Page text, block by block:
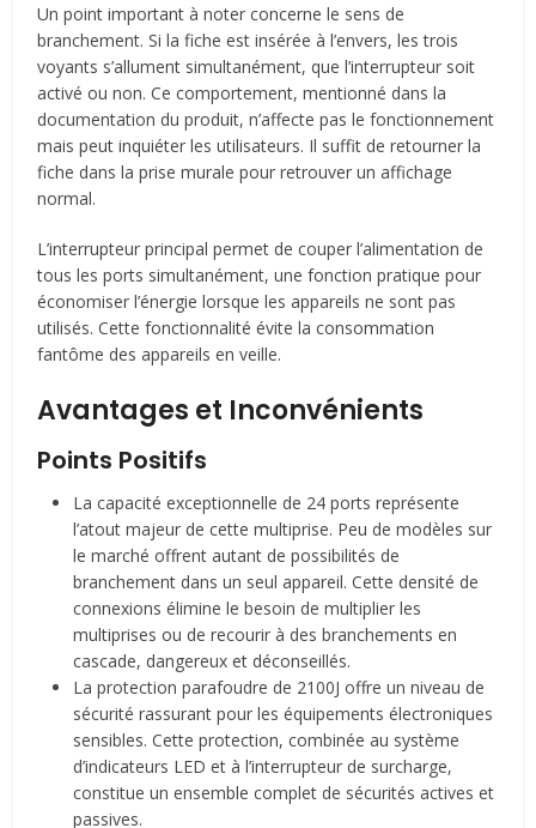
Un point important à noter concerne le sens de
branchement. Si la fiche est insérée à l’envers, les trois
voyants s’allument simultanément, que l’interrupteur soit
activé ou non. Ce comportement, mentionné dans la
documentation du produit, n’affecte pas le fonctionnement
mais peut inquiéter les utilisateurs. Il suffit de retourner la
fiche dans la prise murale pour retrouver un affichage
normal.
L’interrupteur principal permet de couper l’alimentation de
tous les ports simultanément, une fonction pratique pour
économiser l’énergie lorsque les appareils ne sont pas
utilisés. Cette fonctionnalité évite la consommation
fantôme des appareils en veille.
Avantages et Inconvénients
Points Positifs
La capacité exceptionnelle de 24 ports représente
l’atout majeur de cette multiprise. Peu de modèles sur
le marché offrent autant de possibilités de
branchement dans un seul appareil. Cette densité de
connexions élimine le besoin de multiplier les
multiprises ou de recourir à des branchements en
cascade, dangereux et déconseillés.
La protection parafoudre de 2100J offre un niveau de
sécurité rassurant pour les équipements électroniques
sensibles. Cette protection, combinée au système
d’indicateurs LED et à l’interrupteur de surcharge,
constitue un ensemble complet de sécurités actives et
passives.